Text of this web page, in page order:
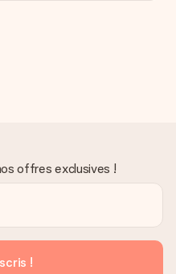
offres exclusives !
!